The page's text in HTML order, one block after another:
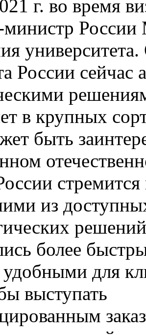
г. во время
министр
России сейчас
в крупных
быть
из
более
удобными для
выступать